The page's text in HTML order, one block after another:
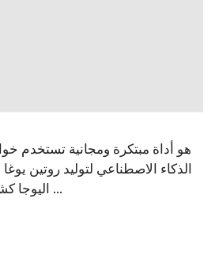
الذكاء الاصطناعي لتوليد روتين
اليوجا كشكل من أشكال التمارين ...